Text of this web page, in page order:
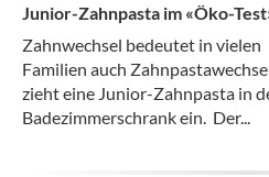
Junior-Zahnpasta im «Öko-
Zahnwechsel bedeutet in vielen
Familien auch
zieht eine Junior-Zahnpasta in
Badezimmerschrank ein. Der...